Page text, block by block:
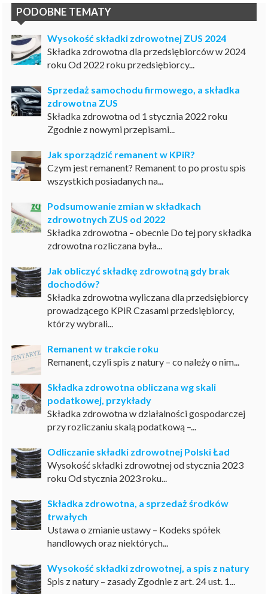
PODOBNE TEMATY
Wysokość składki zdrowotnej ZUS 2024
Składka zdrowotna dla przedsiębiorców w 2024
roku Od 2022 roku przedsiębiorcy...
Sprzedaż samochodu firmowego, a składka
zdrowotna ZUS
Składka zdrowotna od 1 stycznia 2022 roku
Zgodnie z nowymi przepisami...
Jak sporządzić remanent w KPiR?
Czym jest remanent? Remanent to po prostu spis
wszystkich posiadanych na...
Podsumowanie zmian w składkach
zdrowotnych ZUS od 2022
Składka zdrowotna – obecnie Do tej pory składka
zdrowotna rozliczana była...
Jak obliczyć składkę zdrowotną gdy brak
dochodów?
Składka zdrowotna wyliczana dla przedsiębiorcy
prowadzącego KPiR Czasami przedsiębiorcy,
którzy wybrali...
Remanent w trakcie roku
Remanent, czyli spis z natury – co należy o nim...
Składka zdrowotna obliczana wg skali
podatkowej, przykłady
Składka zdrowotna w działalności gospodarczej
przy rozliczaniu skalą podatkową –...
Odliczanie składki zdrowotnej Polski Ład
Wysokość składki zdrowotnej od stycznia 2023
roku Od stycznia 2023 roku...
Składka zdrowotna, a sprzedaż środków
trwałych
Ustawa o zmianie ustawy – Kodeks spółek
handlowych oraz niektórych...
Wysokość składki zdrowotnej, a spis z natury
Spis z natury – zasady Zgodnie z art. 24 ust. 1...